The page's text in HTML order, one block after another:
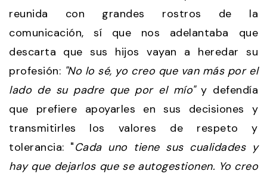
reunida con grandes rostros de la
comunicación, sí que nos adelantaba que
descarta que sus hijos vayan a heredar su
profesión: "No lo sé, yo creo que van más por el
lado de su padre que por el mío"y defendía
que prefiere apoyarles en sus decisiones y
transmitirles los valores de respeto y
tolerancia: "Cada uno tiene sus cualidades y
hay que dejarlos que se autogestionen. Yo creo